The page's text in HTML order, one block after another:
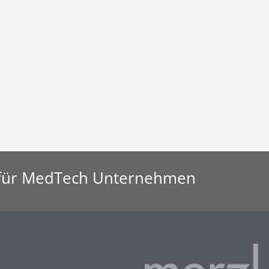
MedTech Unternehmen